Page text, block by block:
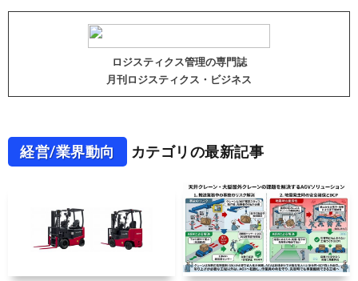
ロジスティクス管理の専門誌
月刊ロジスティクス・ビジネス
経営/業界動向 カテゴリの最新記事